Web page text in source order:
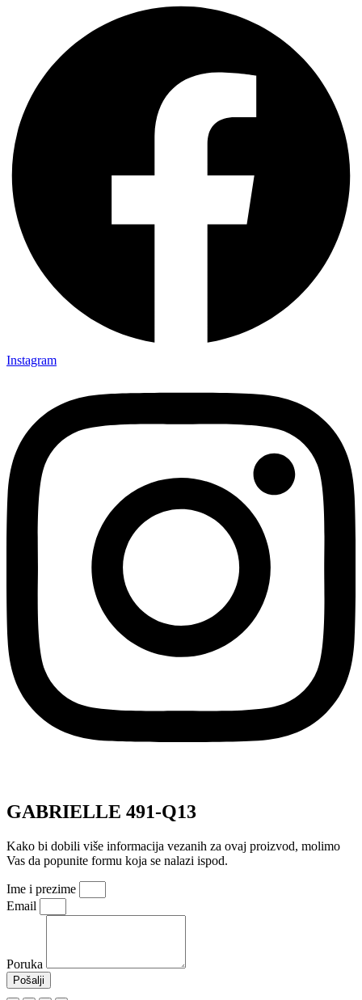
Instagram
GABRIELLE 491-Q13
Kako bi dobili više informacija vezanih za ovaj proizvod, molimo
Vas da popunite formu koja se nalazi ispod.
Ime i prezime
Email
Poruka
Pošalji